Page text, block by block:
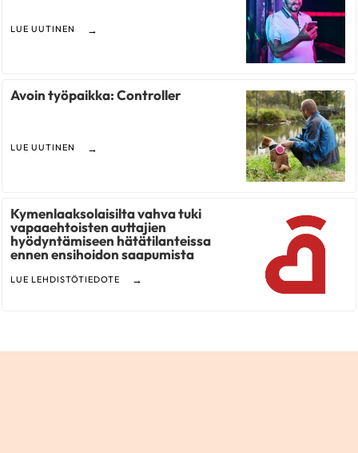
LUE UUTINEN
Avoin työpaikka: Controller
LUE UUTINEN
Kymenlaaksolaisilta vahva tuki
vapaaehtoisten auttajien
hyödyntämiseen hätätilanteissa
ennen ensihoidon saapumista
LUE LEHDISTÖTIEDOTE